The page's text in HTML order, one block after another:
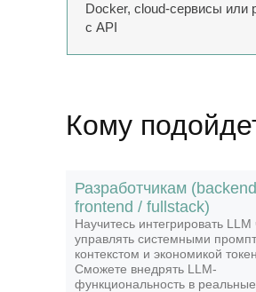
Docker, cloud-сервисы или
с API
Кому
Разработчикам
frontend / fullstack)
Научитесь интегрировать LLM
управлять системными
контекстом и экономикой
Сможете внедрять LLM-
функциональность в р
«LLM-разработчик»
4 МЕСЯЦА
4 ПРОЕКТА
В ИЮНЕ 2026 ГОДА
LLM-приложения в AI Studio